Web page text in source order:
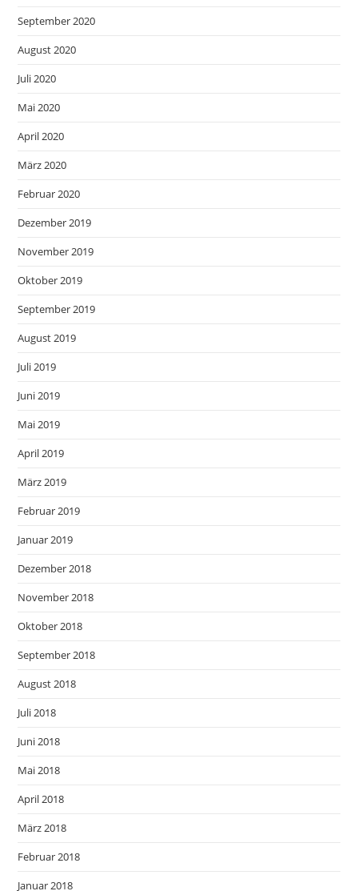
September 2020
August 2020
Juli 2020
Mai 2020
April 2020
März 2020
Februar 2020
Dezember 2019
November 2019
Oktober 2019
September 2019
August 2019
Juli 2019
Juni 2019
Mai 2019
April 2019
März 2019
Februar 2019
Januar 2019
Dezember 2018
November 2018
Oktober 2018
September 2018
August 2018
Juli 2018
Juni 2018
Mai 2018
April 2018
März 2018
Februar 2018
Januar 2018